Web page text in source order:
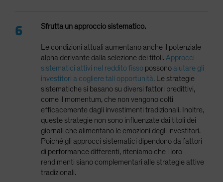
Sfrutta un approccio sistematico.
Le condizioni attuali aumentano anche il potenziale
alpha derivante dalla selezione dei titoli. Approcci
sistematici attivi nel reddito fissopossono aiutare gli
investitori a cogliere tali opportunità. Le strategie
sistematiche si basano su diversi fattori predittivi,
come il momentum, che non vengono colti
efficacemente dagli investimenti tradizionali. Inoltre,
queste strategie non sono influenzate dai titoli dei
giornali che alimentano le emozioni degli investitori.
Poiché gli approcci sistematici dipendono da fattori
di performance differenti, riteniamo che i loro
rendimenti siano complementari alle strategie attive
tradizionali.